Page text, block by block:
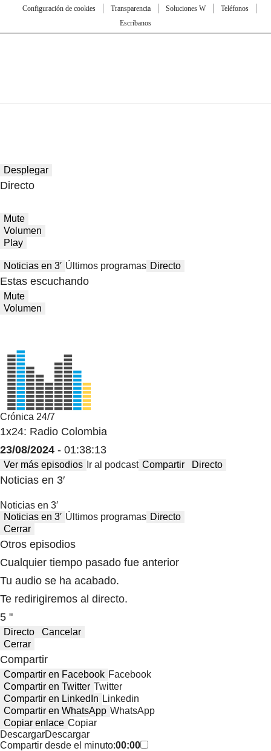
Configuración de cookies
Transparencia Soluciones W
Teléfonos
Escríbanos
Desplegar
Directo
Mute
Volumen
Play
Noticias en 3′ Últimos programas Directo
Estas escuchando
Mute
Volumen
Crónica 24/7
1x24: Radio Colombia
23/08/2024 - 01:38:13
Ver más episodios Ir al podcast Compartir Directo
Noticias en 3′
Noticias en 3′
Noticias en 3′ Últimos programas Directo
Cerrar
Otros episodios
Cualquier tiempo pasado fue anterior
Tu audio se ha acabado.
Te redirigiremos al directo.
5 "
Directo
Cancelar
Cerrar
Compartir
Compartir en Facebook Facebook
Compartir en Twitter Twitter
Compartir en LinkedIn Linkedin
Compartir en WhatsApp WhatsApp
Copiar enlace Copiar
DescargarDescargar
Compartir desde el minuto:00:00